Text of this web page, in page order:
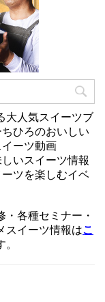
大人気スイーツブ
ひろのおいしい
ーツ動画
しいスイーツ情報
ツを楽しむイベ
・各種セミナー・
スイーツ情報はこ